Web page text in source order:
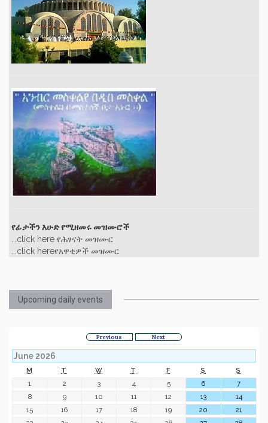
የፊታችን እሁድ የሚዘመሩ መዝሙሮች
...click here የሕፃናት መዝሙር
...click hereየአዋቂዎች መዝሙር
Upcoming daily events
Previous Next
June 2026
M T W T F S
S
1
2 3 4 5 6
7
8
9 10 11 12 13
14
15
16 17 18 19 20
21